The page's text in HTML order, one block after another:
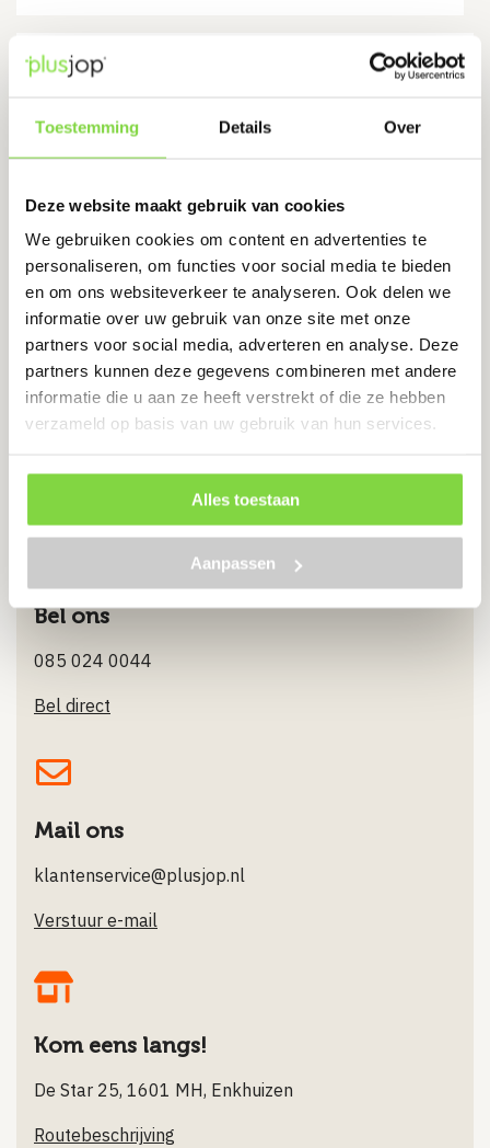
Toestemming Details Over
Deze website maakt gebruik van cookies
We gebruiken cookies om content en advertenties te
personaliseren, om functies voor social media te bieden
en om ons websiteverkeer te analyseren. Ook delen we
informatie over uw gebruik van onze site met onze
partners voor social media, adverteren en analyse. Deze
partners kunnen deze gegevens combineren met andere
informatie die u aan ze heeft verstrekt of die ze hebben
verzameld op basis van uw gebruik van hun services.
Alles toestaan
Aanpassen
PU Ultra Handschoen, Portwest
Levertijd:3 werkdagen
Bekijk product
Stuur ons een Whatsappje
Bel ons
085 024 0044
Bel direct
Mail ons
klantenservice@plusjop.nl
Verstuur e-mail
Kom eens langs!
De Star 25, 1601 MH, Enkhuizen
Routebeschrijving